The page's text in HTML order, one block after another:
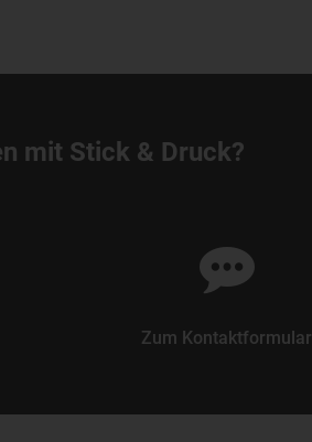
mit Stick & Druck?
Zum Kontaktformular